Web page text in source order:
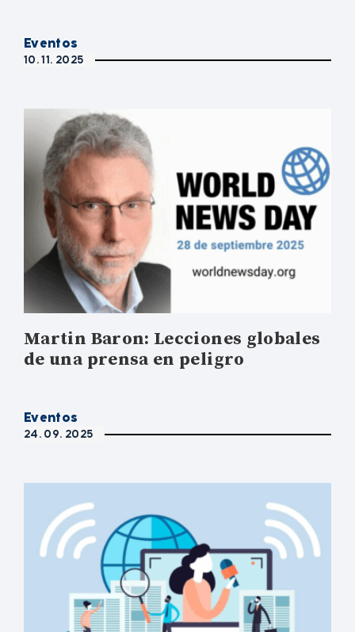
Eventos
10. 11. 2025
Martin Baron: Lecciones globales
de una prensa en peligro
Eventos
24. 09. 2025